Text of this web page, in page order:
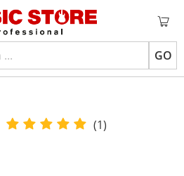
GO
(1)